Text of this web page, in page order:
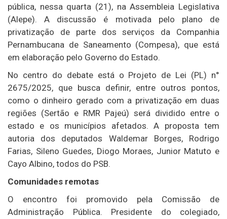
pública, nessa quarta (21), na Assembleia Legislativa
(Alepe). A discussão é motivada pelo plano de
privatização de parte dos serviços da Companhia
Pernambucana de Saneamento (Compesa), que está
em elaboração pelo Governo do Estado.
No centro do debate está o Projeto de Lei (PL) n°
2675/2025, que busca definir, entre outros pontos,
como o dinheiro gerado com a privatização em duas
regiões (Sertão e RMR Pajeú) será dividido entre o
estado e os municípios afetados. A proposta tem
autoria dos deputados Waldemar Borges, Rodrigo
Farias, Sileno Guedes, Diogo Moraes, Junior Matuto e
Cayo Albino, todos do PSB.
Comunidades remotas
O encontro foi promovido pela Comissão de
Administração Pública. Presidente do colegiado,